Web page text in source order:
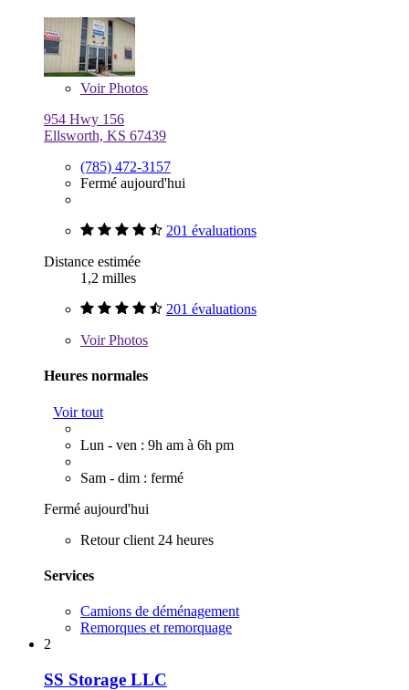
VoirPhotos
954 Hwy 156
Ellsworth, KS 67439
(785) 472-3157
Fermé aujourd'hui
201 évaluations
Distance estimée
1,2 milles
201 évaluations
VoirPhotos
Heures normales
Voir tout
Lun - ven : 9h am à 6h pm
Sam - dim : fermé
Fermé aujourd'hui
Retour client 24 heures
Services
Camions de déménagement
Remorques et remorquage
2
SS Storage LLC